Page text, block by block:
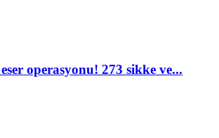
operasyonu! 273 sikke ve...